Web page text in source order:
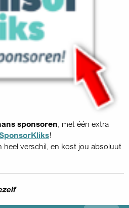
sponsoren , met één extra
!
heel verschil, en kost jou absoluut